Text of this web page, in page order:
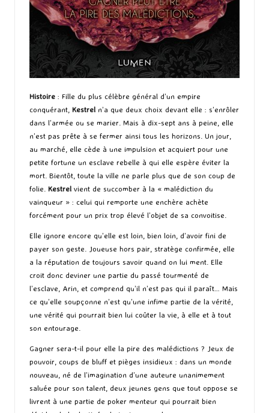
Histoire : Fille du plus célèbre général d’un empire
conquérant, Kestrel n’a que deux choix devant elle : s’enrôler
dans l’armée ou se marier. Mais à dix-sept ans à peine, elle
n’est pas prête à se fermer ainsi tous les horizons. Un jour,
au marché, elle cède à une impulsion et acquiert pour une
petite fortune un esclave rebelle à qui elle espère éviter la
mort. Bientôt, toute la ville ne parle plus que de son coup de
folie. Kestrel vient de succomber à la « malédiction du
vainqueur » : celui qui remporte une enchère achète
forcément pour un prix trop élevé l’objet de sa convoitise.
Elle ignore encore qu’elle est loin, bien loin, d’avoir fini de
payer son geste. Joueuse hors pair, stratège confirmée, elle
a la réputation de toujours savoir quand on lui ment. Elle
croit donc deviner une partie du passé tourmenté de
l’esclave, Arin, et comprend qu’il n’est pas qui il paraît… Mais
ce qu’elle soupçonne n’est qu’une infime partie de la vérité,
une vérité qui pourrait bien lui coûter la vie, à elle et à tout
son entourage.
Gagner sera-t-il pour elle la pire des malédictions ? Jeux de
pouvoir, coups de bluff et pièges insidieux : dans un monde
nouveau, né de l’imagination d’une auteure unanimement
saluée pour son talent, deux jeunes gens que tout oppose se
livrent à une partie de poker menteur qui pourrait bien